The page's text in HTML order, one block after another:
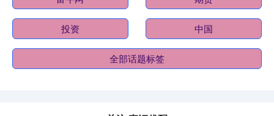
投资 中国
全部话题标签